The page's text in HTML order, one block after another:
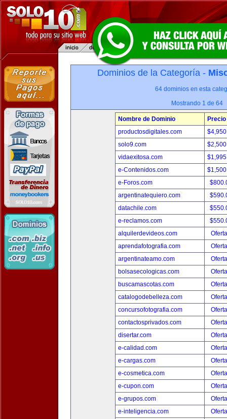
Dominios de la Categoría -
64 dominios en esta
Mostrando 1 de 64
Nombre de Dominio
Precio
productosdigitales.com
solo9.com
vidaexitosa.com
e-Contenidos.com
e-Foros.com
argentinatequiero.com
datachile.com
e-reclamos.com
alquilerdevideos.com
aprendafotografia.com
argentinateamo.com
bolsasecologicas.com
buscamascotas.com
catalogodebelleza.com
concursofotografia.com
contactosprivados.com
disertar.com
e-calidad.com
e-cargas.com
e-cosmetica.com
e-cupon.com
e-grupos.com
e-inteligencia.com